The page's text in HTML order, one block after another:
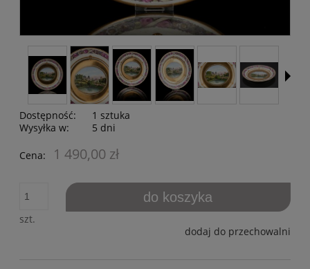
Dostępność:
1 sztuka
Wysyłka w:
5 dni
Cena: 1 490,00 zł
szt.
do koszyka
dodaj do przechowalni